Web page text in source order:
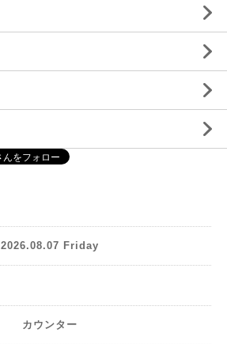
2026.08.07 Friday
カウンター